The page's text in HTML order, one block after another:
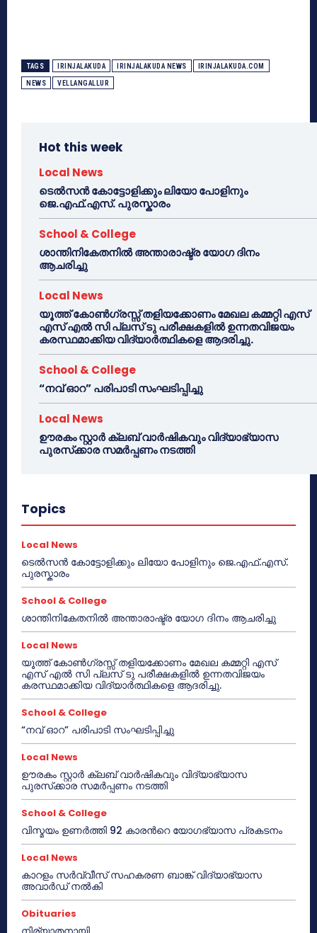
TAGS IRINJALAKUDA IRINJALAKUDA NEWS IRINJALAKUDA.COM
NEWS VELLANGALLUR
Hot this week
Local News
ടെൽസൻ കോട്ടോളിക്കും ലിയോ പോളിനും
ജെ.എഫ്.എസ്. പുരസ്കാരം
School & College
ശാന്തിനികേതനിൽ അന്താരാഷ്ട്ര യോഗ ദിനം
ആചരിച്ചു
Local News
യൂത്ത് കോൺഗ്രസ്സ് തളിയക്കോണം മേഖല കമ്മറ്റി എസ്
എസ് എൽ സി പ്ലസ് ടു പരീക്ഷകളിൽ ഉന്നതവിജയം
കരസ്ഥമാക്കിയ വിദ്യാർത്ഥികളെ ആദരിച്ചു.
School & College
“നവ് ഓറ” പരിപാടി സംഘടിപ്പിച്ചു
Local News
ഊരകം സ്റ്റാർ ക്ലബ് വാർഷികവും വിദ്യാഭ്യാസ
പുരസ്‌ക്കാര സമർപ്പണം നടത്തി
Topics
Local News
ടെൽസൻ കോട്ടോളിക്കും ലിയോ പോളിനും ജെ.എഫ്.എസ്.
പുരസ്കാരം
School & College
ശാന്തിനികേതനിൽ അന്താരാഷ്ട്ര യോഗ ദിനം ആചരിച്ചു
Local News
യൂത്ത് കോൺഗ്രസ്സ് തളിയക്കോണം മേഖല കമ്മറ്റി എസ്
എസ് എൽ സി പ്ലസ് ടു പരീക്ഷകളിൽ ഉന്നതവിജയം
കരസ്ഥമാക്കിയ വിദ്യാർത്ഥികളെ ആദരിച്ചു.
School & College
“നവ് ഓറ” പരിപാടി സംഘടിപ്പിച്ചു
Local News
ഊരകം സ്റ്റാർ ക്ലബ് വാർഷികവും വിദ്യാഭ്യാസ
പുരസ്‌ക്കാര സമർപ്പണം നടത്തി
School & College
വിസ്മയം ഉണർത്തി 92 കാരൻറെ യോഗഭ്യാസ പ്രകടനം
Local News
കാറളം സർവ്വീസ് സഹകരണ ബാങ്ക് വിദ്യാഭ്യാസ
അവാർഡ് നൽകി
Obituaries